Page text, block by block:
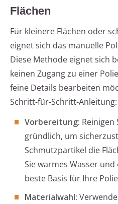
Flächen
Für kleinere Flächen oder
eignet sich das manuelle
Diese Methode eignet sich
keinen Zugang zu einer
feine Details bearbeiten
Schritt-für-Schritt-Anleitung:
Vorbereitung: Reinigen
gründlich, um
Schmutzpartikel die
Sie warmes Wasser
beste Basis für Ihre
Materialwahl: